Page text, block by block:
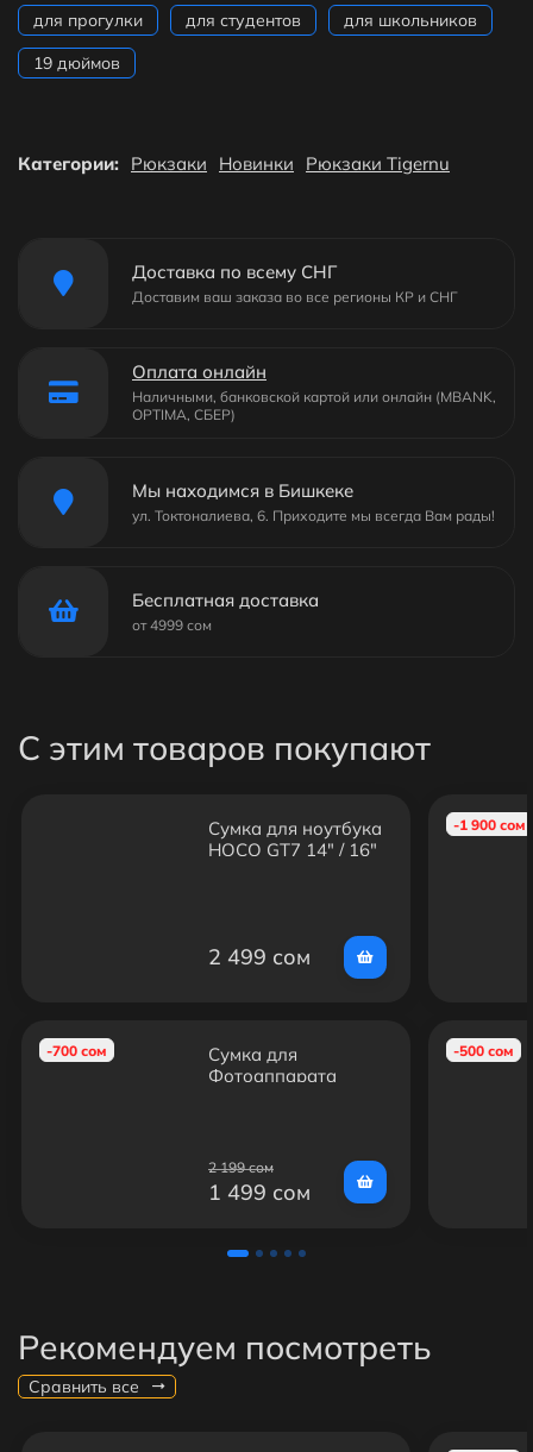
для прогулки
для студентов
для школьников
19 дюймов
Категории: Рюкзаки Новинки Рюкзаки Tigernu
Доставка по всему СНГ
Доставим ваш заказа во все регионы КР и СНГ
Оплата онлайн
Наличными, банковской картой или онлайн (MBANK,
OPTIMA, СБЕР)
Мы находимся в Бишкеке
ул. Токтоналиева, 6. Приходите мы всегда Вам рады!
Бесплатная доставка
от 4999 сом
С этим товаров покупают
Сумка для ноутбука
HOCO GT7 14" / 16"
2 499 сом
-700 сом
Сумка для
Фотоаппарата
2 199 сом
1 499 сом
-1 900 сом
-500 сом
Рекомендуем посмотреть
Сравнить все